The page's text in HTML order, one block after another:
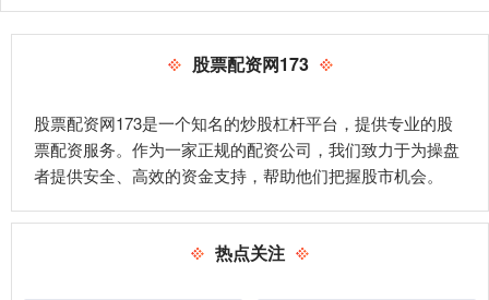
股票配资网173
股票配资网173是一个知名的炒股杠杆平台，提供专业的股
票配资服务。作为一家正规的配资公司，我们致力于为操盘
者提供安全、高效的资金支持，帮助他们把握股市机会。
热点关注